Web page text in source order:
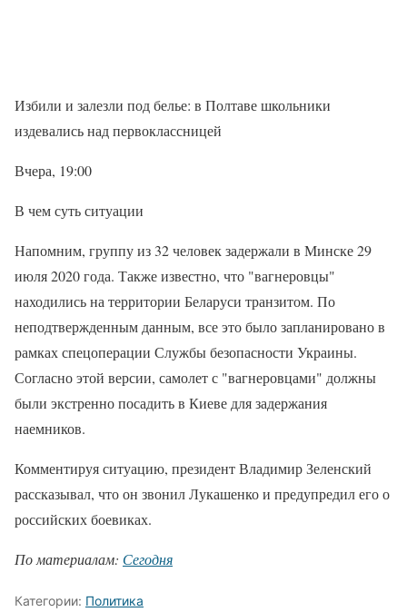
Избили и залезли под белье: в Полтаве школьники
издевались над первоклассницей
Вчера, 19:00
В чем суть ситуации
Напомним, группу из 32 человек задержали в Минске 29
июля 2020 года. Также известно, что "вагнеровцы"
находились на территории Беларуси транзитом. По
неподтвержденным данным, все это было запланировано в
рамках спецоперации Службы безопасности Украины.
Согласно этой версии, самолет с "вагнеровцами" должны
были экстренно посадить в Киеве для задержания
наемников.
Комментируя ситуацию, президент Владимир Зеленский
рассказывал, что он звонил Лукашенко и предупредил его о
российских боевиках.
По материалам: Сегодня
Категории: Политика